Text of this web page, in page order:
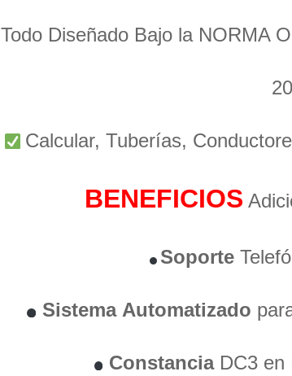
Todo Diseñado Bajo la NORMA
Calcular, Tuberías,
BENEFICIOS
Soporte
Sistema Automatizado
ConstanciaDC3 en